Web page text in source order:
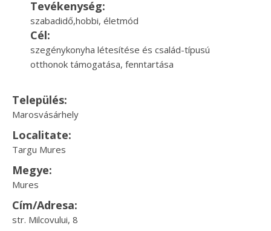
Tevékenység:
szabadidő,hobbi, életmód
Cél:
szegénykonyha létesítése és család-típusú
otthonok támogatása, fenntartása
Település:
Marosvásárhely
Localitate:
Targu Mures
Megye:
Mures
Cím/Adresa:
str. Milcovului, 8